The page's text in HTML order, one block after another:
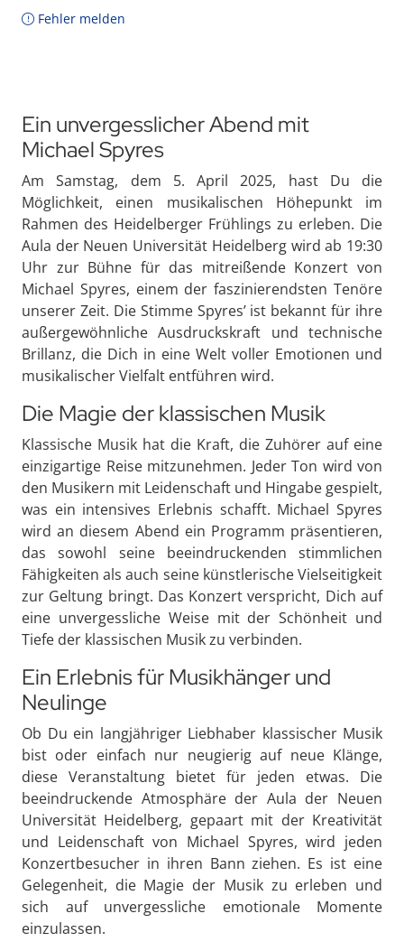
Fehler melden
Ein unvergesslicher Abend mit
Michael Spyres
Am Samstag, dem 5. April 2025, hast Du die
Möglichkeit, einen musikalischen Höhepunkt im
Rahmen des Heidelberger Frühlings zu erleben. Die
Aula der Neuen Universität Heidelberg wird ab 19:30
Uhr zur Bühne für das mitreißende Konzert von
Michael Spyres, einem der faszinierendsten Tenöre
unserer Zeit. Die Stimme Spyres’ ist bekannt für ihre
außergewöhnliche Ausdruckskraft und technische
Brillanz, die Dich in eine Welt voller Emotionen und
musikalischer Vielfalt entführen wird.
Die Magie der klassischen Musik
Klassische Musik hat die Kraft, die Zuhörer auf eine
einzigartige Reise mitzunehmen. Jeder Ton wird von
den Musikern mit Leidenschaft und Hingabe gespielt,
was ein intensives Erlebnis schafft. Michael Spyres
wird an diesem Abend ein Programm präsentieren,
das sowohl seine beeindruckenden stimmlichen
Fähigkeiten als auch seine künstlerische Vielseitigkeit
zur Geltung bringt. Das Konzert verspricht, Dich auf
eine unvergessliche Weise mit der Schönheit und
Tiefe der klassischen Musik zu verbinden.
Ein Erlebnis für Musikhänger und
Neulinge
Ob Du ein langjähriger Liebhaber klassischer Musik
bist oder einfach nur neugierig auf neue Klänge,
diese Veranstaltung bietet für jeden etwas. Die
beeindruckende Atmosphäre der Aula der Neuen
Universität Heidelberg, gepaart mit der Kreativität
und Leidenschaft von Michael Spyres, wird jeden
Konzertbesucher in ihren Bann ziehen. Es ist eine
Gelegenheit, die Magie der Musik zu erleben und
sich auf unvergessliche emotionale Momente
einzulassen.